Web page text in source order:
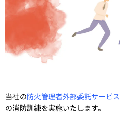
当社の防火管理者外部委託サービス
の消防訓練を実施いたします。